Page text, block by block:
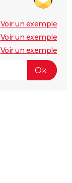
Voir un exemple
Voir un exemple
Voir un exemple